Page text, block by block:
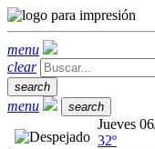
menu
clear
search
menu search
Jueves
32º